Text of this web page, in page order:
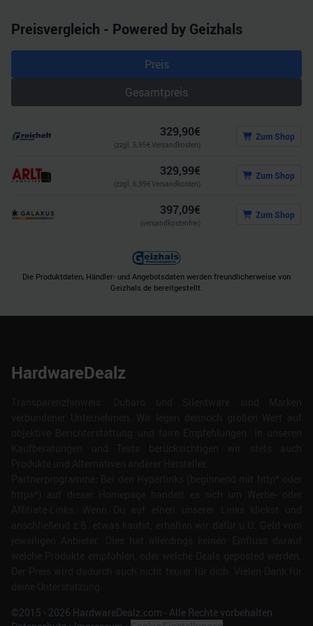
gesammelt haben.
Preisvergleich - Powered by Geizhals
Preis
Gesamtpreis
329,90€
(zzgl. 5,95€ Versandkosten)
Zum Shop
329,99€
(zzgl. 6,99€ Versandkosten)
Zum Shop
397,09€
(versandkostenfrei)
Zum Shop
Die Produktdaten, Händler- und Angebotsdaten werden freundlicherweise von
Geizhals.de bereitgestellt.
HardwareDealz
©2015 - 2026 HardwareDealz.com - Alle Rechte vorbehalten.